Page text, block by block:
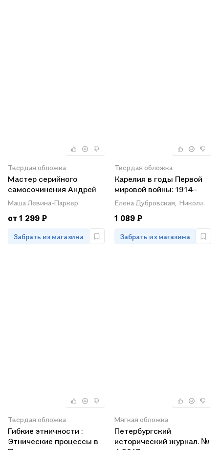
Твердая обложка
Мастер серийного
самосочинения Андрей
Белый. Современная
русистика, том 6
Маша Левина-Паркер
от 1 299 ₽
Забрать из магазина
Твердая обложка
Карелия в годы Первой
мировой войны: 1914–
1918
Елена Дубровская, Николай
1 089 ₽
Забрать из магазина
Твердая обложка
Гибкие этничности :
Этнические процессы в
Мягкая обложка
Петербургский
исторический журнал. №